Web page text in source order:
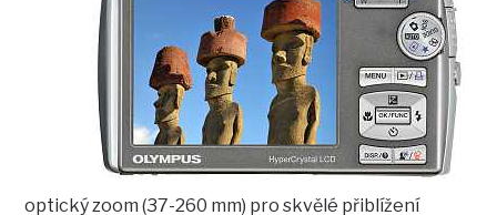
optický zoom (37-260 mm) pro skvělé přiblížení